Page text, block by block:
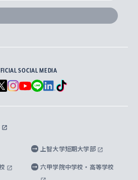
続可能な未来を考える６学科連携
究科
タディーズ研究科
ダ研究所
ーナリズム研究所
センター
材料イノベーションセンター
当者様へのご案内
願する奨学金
育の修学支援新制度
奨学金
の費用と奨学金
＆サステナビリティへの取り組み
ワーク
とのネットワーク
ワーク
物
案内・大学院案内
magazine
ュアル・アイデンティティ
アル・アイデンティティ
・上智大学学生歌
材・キャンパスでの撮影について
報
研究活動等の情報公表
SOCIAL MEDIA
上智大学短期大学部
六甲学院中学校・高等学校